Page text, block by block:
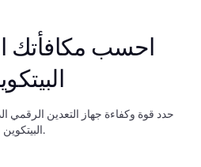
احسب مكافأتك
حدد قوة وكفاءة جهاز التعدين الرقمي
البيتكوين.